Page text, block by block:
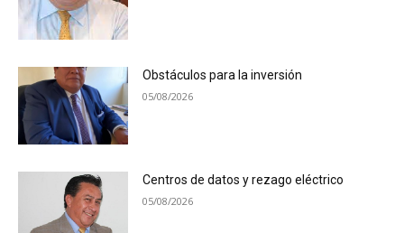
Obstáculos para la inversión
05/08/2026
Centros de datos y rezago eléctrico
05/08/2026